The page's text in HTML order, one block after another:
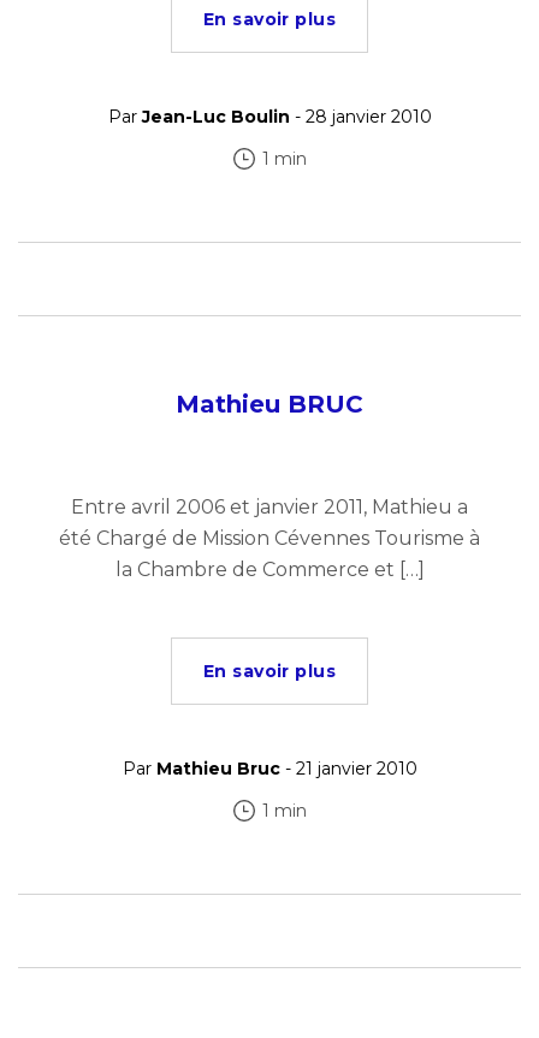
En savoir plus
ParJean-Luc Boulin - 28 janvier 2010
1 min
Mathieu BRUC
Entre avril 2006 et janvier 2011, Mathieu a
été Chargé de Mission Cévennes Tourisme à
la Chambre de Commerce et […]
En savoir plus
Par Mathieu Bruc- 21 janvier 2010
1 min